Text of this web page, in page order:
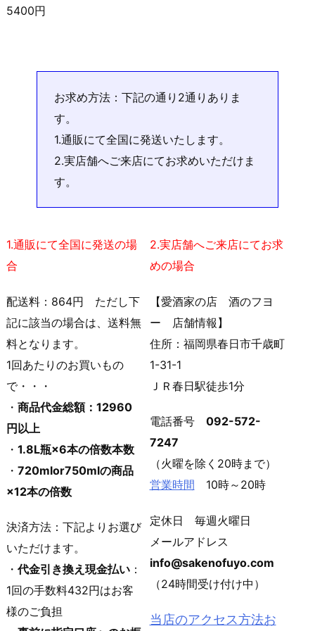
5400円
お求め方法：下記の通り2通りありま
す。
1.通販にて全国に発送いたします。
2.実店舗へご来店にてお求めいただけま
す。
1.通販にて全国に発送の場
合
配送料：864円 ただし下
記に該当の場合は、送料無
料となります。
1回あたりのお買いもの
で・・・
・ 商品代金総額：12960
円以上
・ 1.8L瓶×6本の倍数本数
・ 720mlor750mlの商品
×12本の倍数
決済方法：下記よりお選び
いただけます。
・ 代金引き換え現金払い ：
1回の手数料432円はお客
様のご負担
2.実店舗へご来店にてお求
めの場合
【愛酒家の店 酒のフヨ
ー 店舗情報】
住所：福岡県春日市千歳町
1-31-1
ＪＲ春日駅徒歩1分
電話番号 092-572-
7247
（火曜を除く20時まで）
営業時間 10時～20時
定休日 毎週火曜日
メールアドレス
info@sakenofuyo.com
（24時間受け付け中）
当店のアクセス方法お